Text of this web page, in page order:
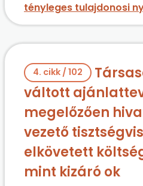
tényleges tulajdonosi
4. cikk / 102
váltott
megelőzően
vezető
elkövetett
mint kizáró ok